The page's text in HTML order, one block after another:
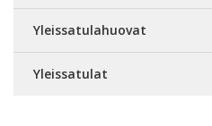
Yleissatulahuovat
Yleissatulat